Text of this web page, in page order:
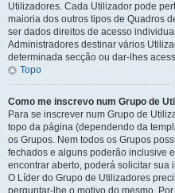
Utilizadores. Cada Utilizador pode
maioria dos outros tipos de Quadros
ser dados direitos de acesso
Administradores destinar vários
determinada secção ou dar-lhes
Topo
Como me inscrevo num Grupo de
Para se inscrever num Grupo de
topo da página (dependendo da
os Grupos. Nem todos os Grupos
fechados e alguns poderão inclusive
encontrar aberto, poderá solicitar
O Líder do Grupo de Utilizadores
perguntar-lhe o motivo do mesmo.